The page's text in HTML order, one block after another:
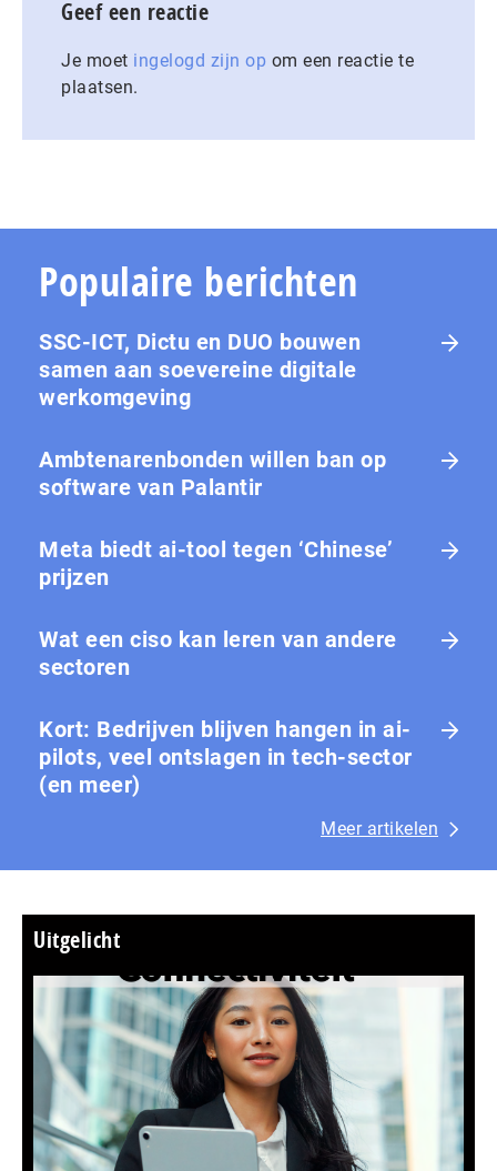
Geef een reactie
Je moet ingelogd zijn op om een reactie te
plaatsen.
Populaire berichten
SSC-ICT, Dictu en DUO bouwen
samen aan soevereine digitale
werkomgeving
Ambtenarenbonden willen ban op
software van Palantir
Meta biedt ai-tool tegen ‘Chinese’
prijzen
Wat een ciso kan leren van andere
sectoren
Kort: Bedrijven blijven hangen in ai-
pilots, veel ontslagen in tech-sector
(en meer)
Meer artikelen
Uitgelicht